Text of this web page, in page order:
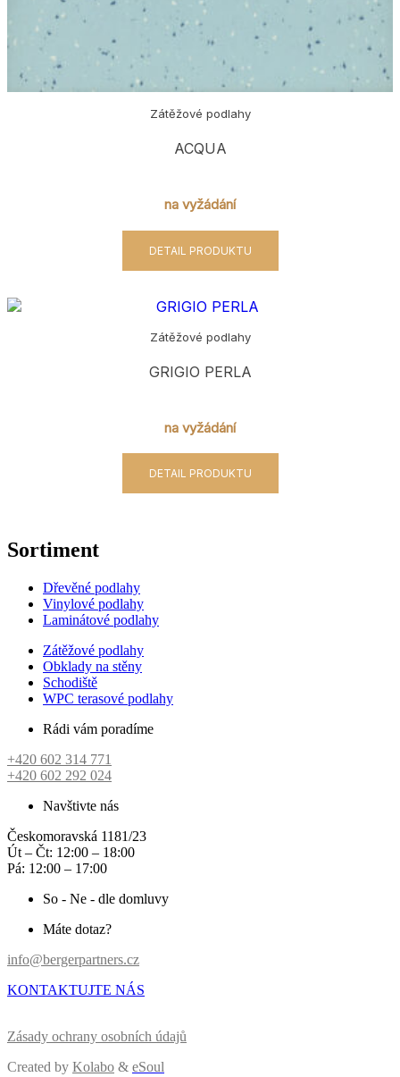
Zátěžové podlahy
ACQUA
na vyžádání
DETAIL PRODUKTU
Zátěžové podlahy
GRIGIO PERLA
na vyžádání
DETAIL PRODUKTU
Sortiment
Dřevěné podlahy
Vinylové podlahy
Laminátové podlahy
Zátěžové podlahy
Obklady na stěny
Schodiště
WPC terasové podlahy
Rádi vám poradíme
+420 602 314 771
+420 602 292 024
Navštivte nás
Českomoravská 1181/23
Út – Čt: 12:00 – 18:00
Pá: 12:00 – 17:00
So - Ne - dle domluvy
Máte dotaz?
info@bergerpartners.cz
KONTAKTUJTE NÁS
Zásady ochrany osobních údajů
Created by Kolabo & eSoul